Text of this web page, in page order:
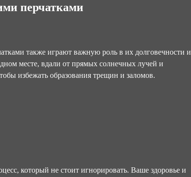
перчатками
также играют важную роль в их долговечности и
месте, вдали от прямых солнечных лучей и
избежать образования трещин и заломов.
который не стоит игнорировать. Ваше здоровье и